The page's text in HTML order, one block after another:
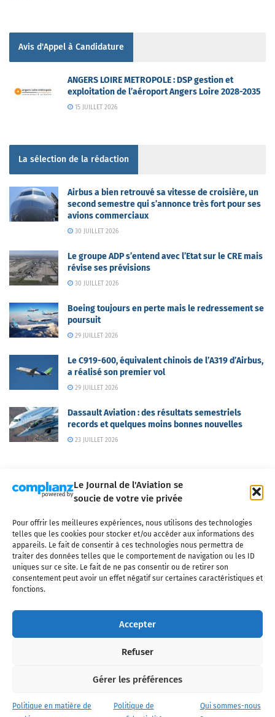
Le Journal de l'Aviation se
soucie de votre vie privée
Pour offrir les meilleures expériences, nous utilisons des technologies
telles que les cookies pour stocker et/ou accéder aux informations des
appareils. Le fait de consentir à ces technologies nous permettra de
traiter des données telles que le comportement de navigation ou les ID
uniques sur ce site. Le fait de ne pas consentir ou de retirer son
consentement peut avoir un effet négatif sur certaines caractéristiques et
fonctions.
Accepter
Refuser
Gérer les préférences
Politique en matière de
Politique de
Qui sommes-nous
Avis d'Appel à Candidature
ANGERS LOIRE METROPOLE : DSP gestion et
exploitation de l’aéroport Angers Loire 2028-2035
15 JUILLET 2026
La sélection de la rédaction
Airbus a bien retrouvé sa vitesse de croisière, un
second semestre qui s’annonce très fort pour ses
avions commerciaux
30 JUILLET 2026
Le groupe ADP s’entend avec l’Etat sur le CRE mais
révise ses prévisions
30 JUILLET 2026
Boeing toujours en perte mais le redressement se
poursuit
29 JUILLET 2026
Le C919-600, équivalent chinois de l’A319 d’Airbus,
a réalisé son premier vol
29 JUILLET 2026
Dassault Aviation : des résultats semestriels
records et quelques moins bonnes nouvelles
23 JUILLET 2026
Qui sommes-nous ? Nous contacter
Partenaires
Mentions légales
CGV Politique de confidentialité Cookies
l'industrie aéronautique, l'aviation commerciale, l'aviation d'affaires, les
services MRO et après-vente, le financement et la location d'aéronefs
civils, l'aéronautique de défense et l'industrie spatiale. Toute reproduction,
interdite sans autorisation écrite spécifique du Journal de l’Aviation.